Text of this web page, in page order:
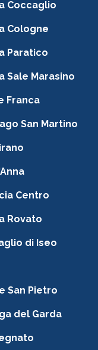
Coccaglio
Cologne
Paratico
Sale Marasino
Franca
San Martino
Centro
Rovato
di Iseo
San Pietro
del Garda